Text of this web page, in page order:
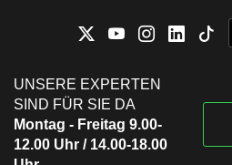
UNSERE EXPERTEN
SIND FÜR SIE DA
Montag - Freitag 9.00-
12.00 Uhr / 14.00-18.00